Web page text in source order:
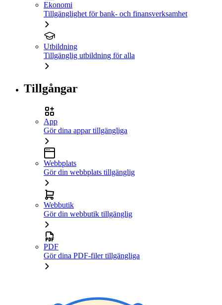
Ekonomi
Tillgänglighet för bank- och finansverksamhet
Utbildning
Tillgänglig utbildning för alla
Tillgångar
App
Gör dina appar tillgängliga
Webbplats
Gör din webbplats tillgänglig
Webbutik
Gör din webbutik tillgänglig
PDF
Gör dina PDF-filer tillgängliga